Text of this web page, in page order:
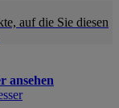
auf die Sie diesen
ansehen